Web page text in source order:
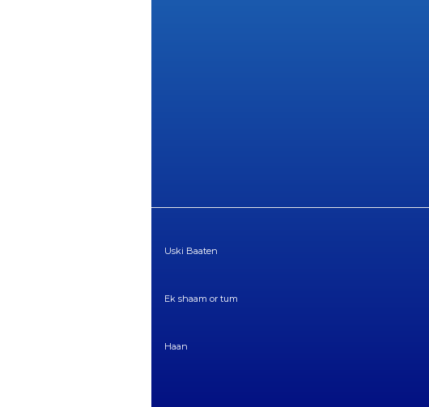
Uski Baaten
Ek shaam or tum
Haan